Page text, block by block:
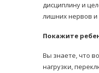
дисциплину и
лишних нервов
Покажите
Вы знаете, что
нагрузки,